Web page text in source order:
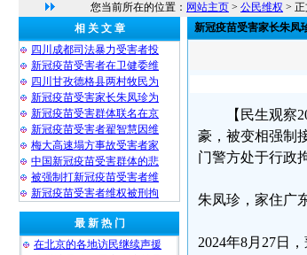
您当前所在的位置： 网站主页 > 公民维权 > 正
相 关 文 章
四川成都司法暴力受害者投
新冠疫苗受害者在卫健委维
四川甘孜德格县两村牧民为
新冠疫苗受害家长朱凤珍为
新冠疫苗受害群体联名在京
新冠疫苗受害者翟智慧因维
梅大高速塌方事故受害者家
中国新冠疫苗受害群体的悲
被强制打新冠疫苗受害者维
新冠疫苗受害者维权被刑拘
最 新 热 门
在北京的各地访民继续声援
新冠疫苗受害家长朱凤
【民生观察
豪，被变相强制
门警方处于行政
朱凤珍，家住广
2024年8月27日